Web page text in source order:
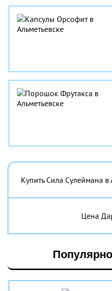
Купить Сила Сулеймана в
Цена